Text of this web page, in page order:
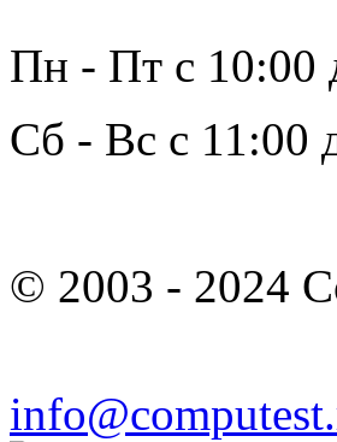
Пн - Пт с 10:00
Сб - Вс с 11:00
© 2003 - 2024